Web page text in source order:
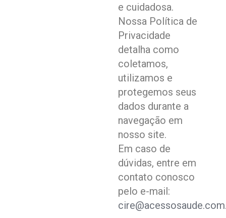
e cuidadosa.
Nossa Política de
Privacidade
detalha como
coletamos,
utilizamos e
protegemos seus
dados durante a
navegação em
nosso site.
Em caso de
dúvidas, entre em
contato conosco
pelo e-mail: